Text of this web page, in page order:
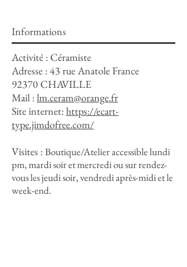
Informations
Activité : Céramiste
Adresse :43 rue Anatole France
92370 CHAVILLE
Mail :lm.ceram@orange.fr
Site internet:https://ecart-
type.jimdofree.com/
Visites :Boutique/Atelier accessible lundi
pm, mardi soir et mercredi ou sur rendez-
vous les jeudi soir, vendredi après-midi et le
week-end.